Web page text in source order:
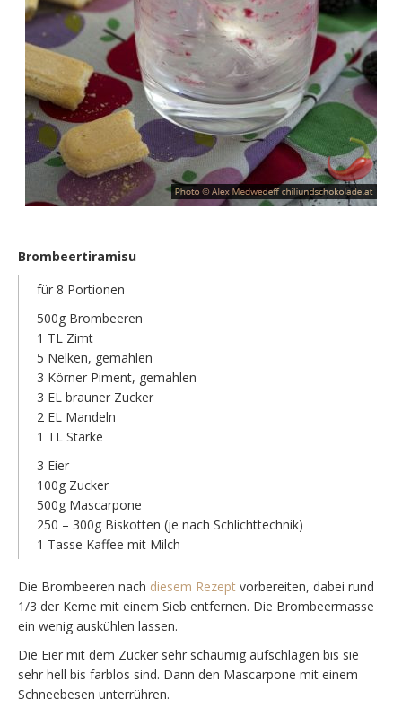
Brombeertiramisu
für 8 Portionen
500g Brombeeren
1 TL Zimt
5 Nelken, gemahlen
3 Körner Piment, gemahlen
3 EL brauner Zucker
2 EL Mandeln
1 TL Stärke
3 Eier
100g Zucker
500g Mascarpone
250 – 300g Biskotten (je nach Schlichttechnik)
1 Tasse Kaffee mit Milch
Die Brombeeren nach diesem Rezept vorbereiten, dabei rund
1/3 der Kerne mit einem Sieb entfernen. Die Brombeermasse
ein wenig auskühlen lassen.
Die Eier mit dem Zucker sehr schaumig aufschlagen bis sie
sehr hell bis farblos sind. Dann den Mascarpone mit einem
Schneebesen unterrühren.